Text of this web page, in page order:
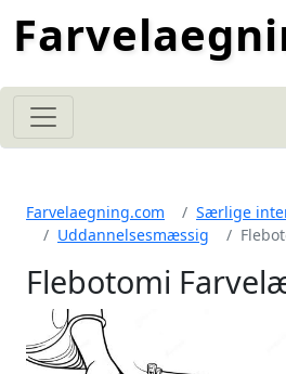
Farvelaegning.com
Særlige
Uddannelsesmæssig
Flebotomi